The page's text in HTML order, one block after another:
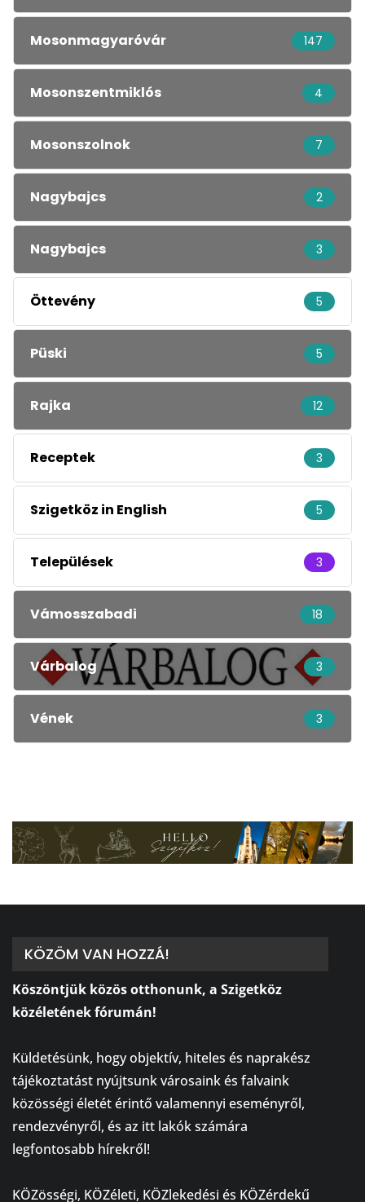
Mosonmagyaróvár 147
Mosonszentmiklós 4
Mosonszolnok 7
Nagybajcs 2
Nagybajcs 3
Öttevény 5
Püski 5
Rajka 12
Receptek 3
Szigetköz in English 5
Települések 3
Vámosszabadi 18
Várbalog 3
Vének 3
KÖZÖM VAN HOZZÁ!
Köszöntjük közös otthonunk, a Szigetköz
közéletének fórumán!
Küldetésünk, hogy objektív, hiteles és naprakész
tájékoztatást nyújtsunk városaink és falvaink
közösségi életét érintő valamennyi eseményről,
rendezvényről, és az itt lakók számára
legfontosabb hírekről!
KÖZösségi, KÖZéleti, KÖZlekedési és KÖZérdekű